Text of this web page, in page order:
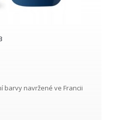
barvy navržené ve Francii